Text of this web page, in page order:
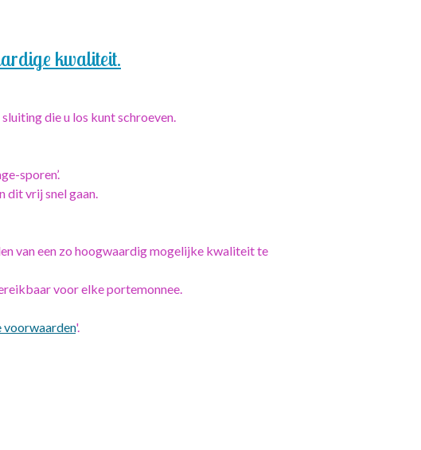
kwaliteit.
die u los kunt schroeven.
sporen’.
dit vrij snel gaan.
van een zo hoogwaardig mogelijke kwaliteit te
voor elke portemonnee.
voorwaarden'.